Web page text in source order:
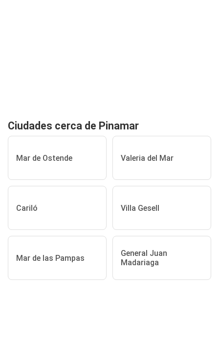
Ciudades cerca de Pinamar
Mar de Ostende Valeria del Mar
Cariló Villa Gesell
Mar de las Pampas
General Juan
Madariaga